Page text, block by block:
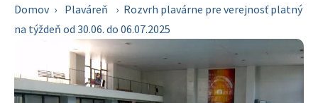
Domov › Plaváreň › Rozvrh plavárne pre verejnosť platný
na týždeň od 30.06. do 06.07.2025